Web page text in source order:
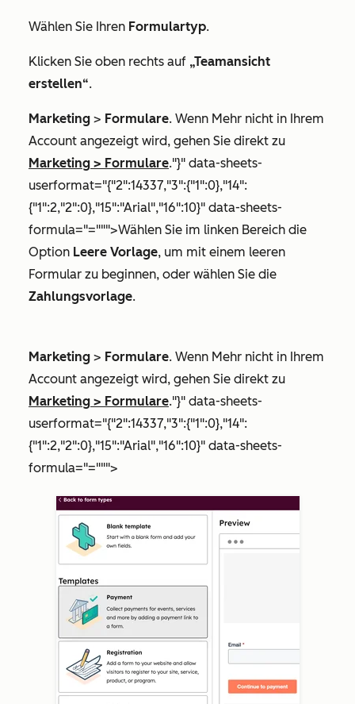
Wählen Sie Ihren Formulartyp.
Klicken Sie oben rechts auf „Teamansicht
erstellen“.
Marketing > Formulare. Wenn Mehr nicht in Ihrem
Account angezeigt wird, gehen Sie direkt zu
Marketing > Formulare."}" data-sheets-
userformat="{"2":14337,"3":{"1":0},"14":
{"1":2,"2":0},"15":"Arial","16":10}" data-sheets-
formula="=""">Wählen Sie im linken Bereich die
Option Leere Vorlage, um mit einem leeren
Formular zu beginnen, oder wählen Sie die
Zahlungsvorlage.
Marketing > Formulare. Wenn Mehr nicht in Ihrem
Account angezeigt wird, gehen Sie direkt zu
Marketing > Formulare."}" data-sheets-
userformat="{"2":14337,"3":{"1":0},"14":
{"1":2,"2":0},"15":"Arial","16":10}" data-sheets-
formula="=""">